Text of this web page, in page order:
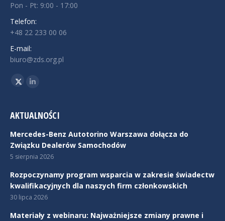
Pon - Pt: 9:00 - 17:00
Telefon:
+48 22 233 00 06
E-mail:
biuro@zds.org.pl
Znajdź nas na:
TwitterLinkedin
AKTUALNOŚCI
Mercedes-Benz Autotorino Warszawa dołącza do
Związku Dealerów Samochodów
5 sierpnia 2026
Rozpoczynamy program wsparcia w zakresie świadectw
kwalifikacyjnych dla naszych firm członkowskich
30 lipca 2026
Materiały z webinaru: Najważniejsze zmiany prawne i